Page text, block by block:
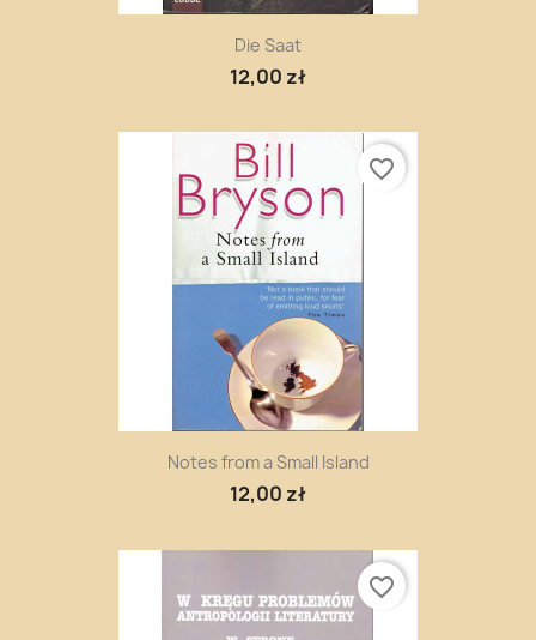
Die Saat
12,00 zł
Notes from a Small Island
12,00 zł
favorite_border
favorite_border